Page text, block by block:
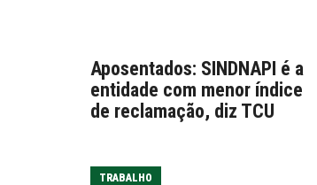
Aposentados: SINDNAPI é a
entidade com menor índice
de reclamação, diz TCU
TRABALHO